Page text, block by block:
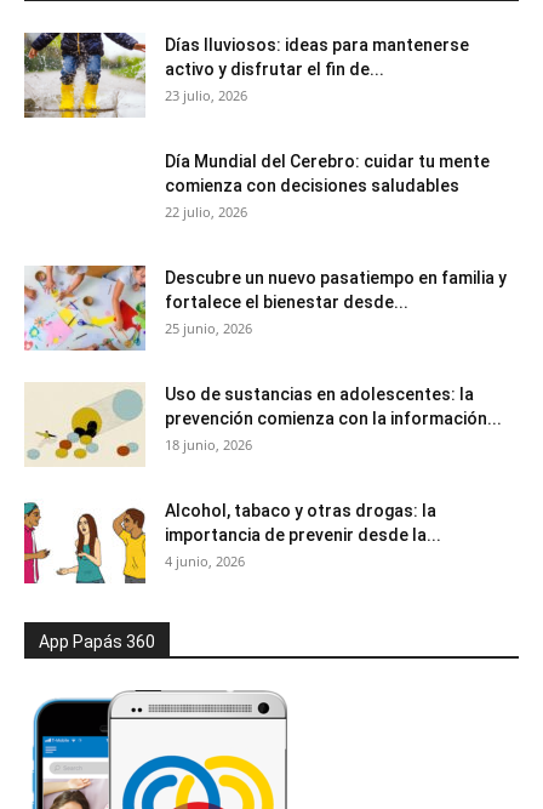
Días lluviosos: ideas para mantenerse
activo y disfrutar el fin de...
23 julio, 2026
Día Mundial del Cerebro: cuidar tu mente
comienza con decisiones saludables
22 julio, 2026
Descubre un nuevo pasatiempo en familia y
fortalece el bienestar desde...
25 junio, 2026
Uso de sustancias en adolescentes: la
prevención comienza con la información...
18 junio, 2026
Alcohol, tabaco y otras drogas: la
importancia de prevenir desde la...
4 junio, 2026
App Papás 360